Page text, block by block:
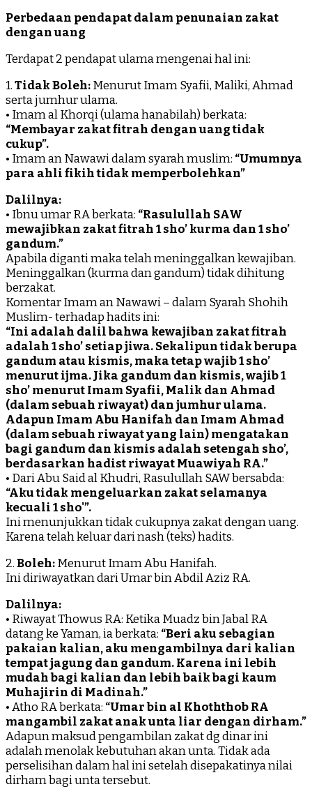
Perbedaan pendapat dalam penunaian zakat
dengan uang
Terdapat 2 pendapat ulama mengenai hal ini:
1.Tidak Boleh:Menurut Imam Syafii, Maliki, Ahmad
serta jumhur ulama.
• Imam al Khorqi (ulama hanabilah) berkata:
“Membayar zakat fitrah dengan uang tidak
cukup”.
• Imam an Nawawi dalam syarah muslim: “Umumnya
para ahli fikih tidak memperbolehkan”
Dalilnya:
• Ibnu umar RA berkata: “Rasulullah SAW
mewajibkan zakat fitrah 1 sho’ kurma dan 1 sho’
gandum.”
Apabila diganti maka telah meninggalkan kewajiban.
Meninggalkan (kurma dan gandum) tidak dihitung
berzakat.
Komentar Imam an Nawawi – dalam Syarah Shohih
Muslim- terhadap hadits ini:
“Ini adalah dalil bahwa kewajiban zakat fitrah
adalah 1 sho’ setiap jiwa. Sekalipun tidak berupa
gandum atau kismis, maka tetap wajib 1 sho’
menurut ijma. Jika gandum dan kismis, wajib 1
sho’ menurut Imam Syafii, Malik dan Ahmad
(dalam sebuah riwayat) dan jumhur ulama.
Adapun Imam Abu Hanifah dan Imam Ahmad
(dalam sebuah riwayat yang lain) mengatakan
bagi gandum dan kismis adalah setengah sho’,
berdasarkan hadist riwayat Muawiyah RA.”
• Dari Abu Said al Khudri, Rasulullah SAW bersabda:
“Aku tidak mengeluarkan zakat selamanya
kecuali 1 sho'”.
Ini menunjukkan tidak cukupnya zakat dengan uang.
Karena telah keluar dari nash (teks) hadits.
2.Boleh:Menurut Imam Abu Hanifah.
Ini diriwayatkan dari Umar bin Abdil Aziz RA.
Dalilnya:
• Riwayat Thowus RA: Ketika Muadz bin Jabal RA
datang ke Yaman, ia berkata: “Beri aku sebagian
pakaian kalian, aku mengambilnya dari kalian
tempat jagung dan gandum. Karena ini lebih
mudah bagi kalian dan lebih baik bagi kaum
Muhajirin di Madinah.”
• Atho RA berkata: “Umar bin al Khoththob RA
mangambil zakat anak unta liar dengan dirham.”
Adapun maksud pengambilan zakat dg dinar ini
adalah menolak kebutuhan akan unta. Tidak ada
perselisihan dalam hal ini setelah disepakatinya nilai
dirham bagi unta tersebut.